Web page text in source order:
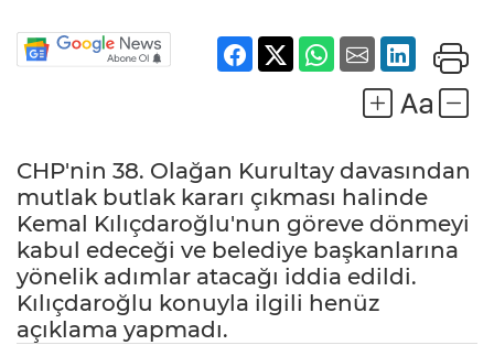
CHP'nin 38. Olağan Kurultay davasından
mutlak butlak kararı çıkması halinde
Kemal Kılıçdaroğlu'nun göreve dönmeyi
kabul edeceği ve belediye başkanlarına
yönelik adımlar atacağı iddia edildi.
Kılıçdaroğlu konuyla ilgili henüz
açıklama yapmadı.